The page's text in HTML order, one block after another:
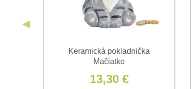
Keramická pokladnička
Mačiatko
13,30 €